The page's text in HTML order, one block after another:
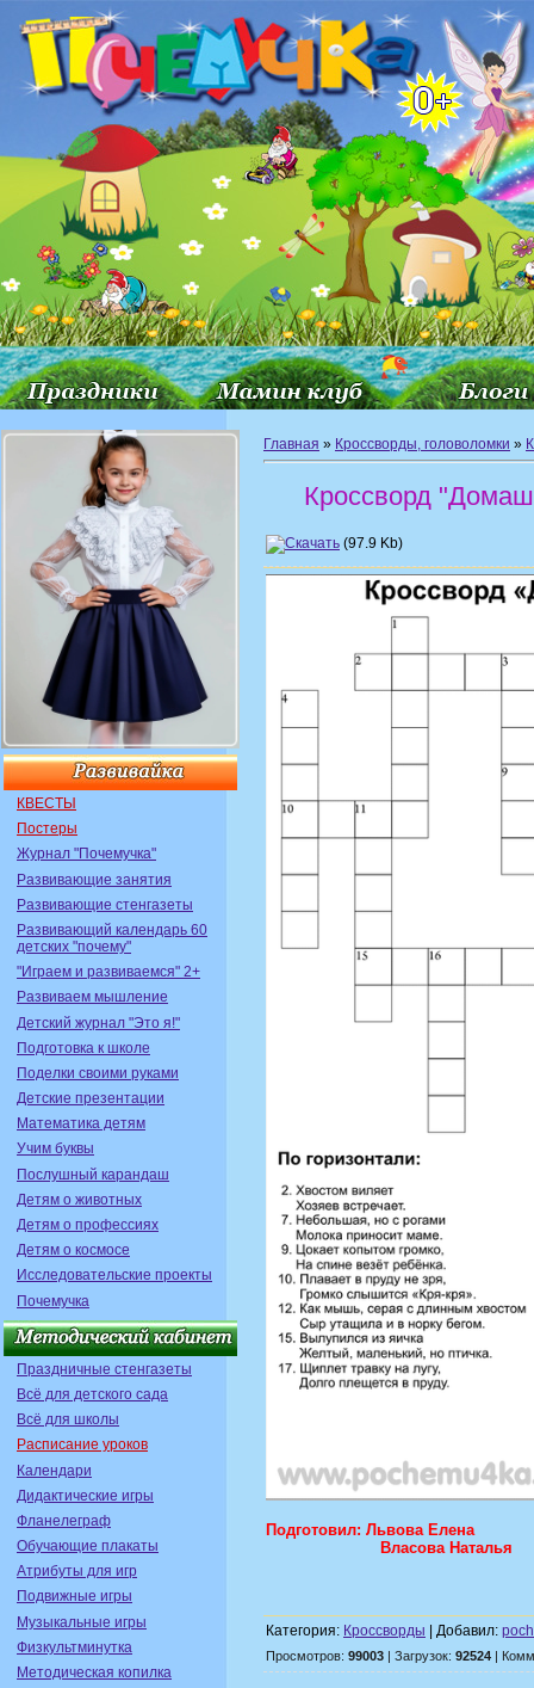
КВЕСТЫ
Постеры
Журнал "Почемучка"
Развивающие занятия
Развивающие стенгазеты
Развивающий календарь 60
детских "почему"
"Играем и развиваемся" 2+
Развиваем мышление
Детский журнал "Это я!"
Подготовка к школе
Поделки своими руками
Детские презентации
Математика детям
Учим буквы
Послушный карандаш
Детям о животных
Детям о профессиях
Детям о космосе
Исследовательские проекты
Почемучка
Праздничные стенгазеты
Всё для детского сада
Всё для школы
Расписание уроков
Календари
Дидактические игры
Фланелеграф
Обучающие плакаты
Атрибуты для игр
Подвижные игры
Музыкальные игры
Физкультминутка
Методическая копилка
Главная » Кроссворды, головоломки »
Кроссворд
(97.9 Kb)
Подготовил: Львова Елена
Власова Наталья
Категория: Кроссворды | Добавил:
Просмотров: 99003 | Загрузок: 92524 |